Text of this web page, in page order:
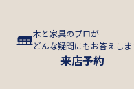
木と家具のプロが
どんな疑問にもお答えしま
来店予約